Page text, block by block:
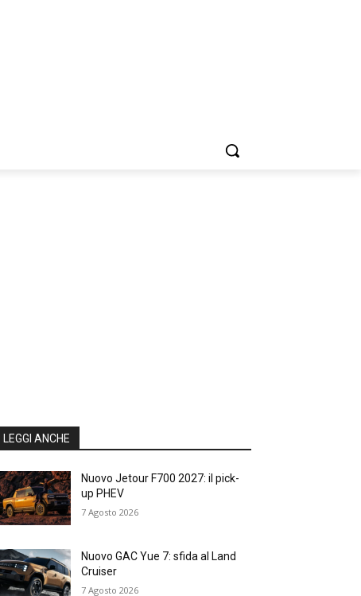
LEGGI ANCHE
Nuovo Jetour F700 2027: il pick-
up PHEV
7 Agosto 2026
Nuovo GAC Yue 7: sfida al Land
Cruiser
7 Agosto 2026